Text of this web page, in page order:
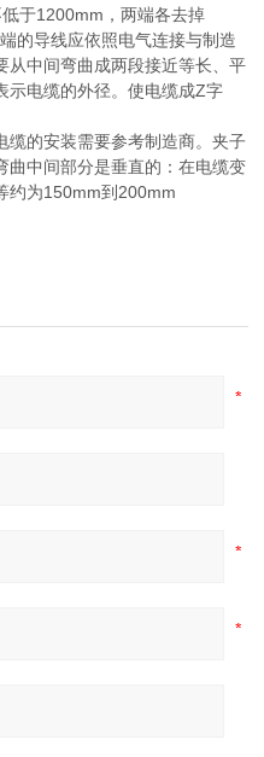
于1200mm，两端各去掉
的导线应依照电气连接与制造
从中间弯曲成两段接近等长、平
示电缆的外径。使电缆成Z字
缆的安装需要参考制造商。夹子
曲中间部分是垂直的：在电缆变
约为150mm到200mm